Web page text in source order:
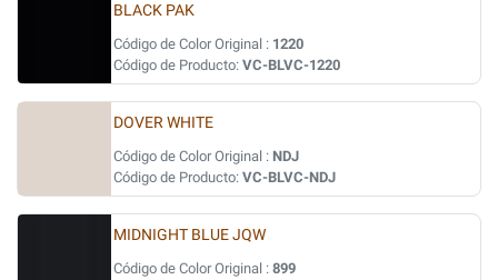
BLACK PAK
Código de Color Original : 1220
Código de Producto: VC-BLVC-1220
DOVER WHITE
Código de Color Original : NDJ
Código de Producto: VC-BLVC-NDJ
MIDNIGHT BLUE JQW
Código de Color Original : 899